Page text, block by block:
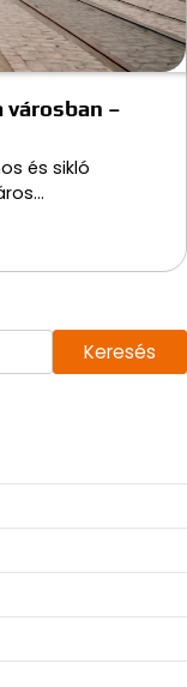
városban –
és sikló
Keresés